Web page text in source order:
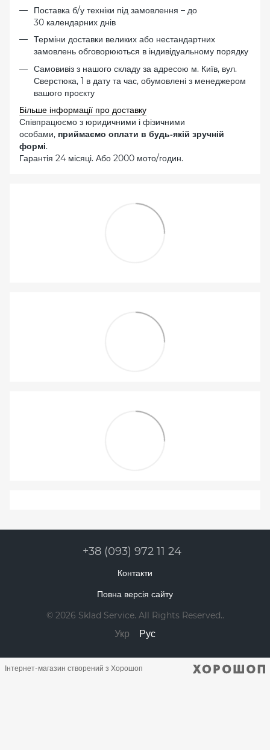
Поставка б/у техніки під замовлення – до
30 календарних днів
Терміни доставки великих або нестандартних
замовлень обговорюються в індивідуальному порядку
Самовивіз з нашого складу за адресою м. Київ, вул.
Сверстюка, 1 в дату та час, обумовлені з менеджером
вашого проєкту
Більше інформації про доставку
Співпрацюємо з юридичними і фізичними
особами, приймаємо оплати в будь-якій зручній
формі.
Гарантія 24 місяці. Або 2000 мото/годин.
+38 (093) 972 11 24
Контакти
Повна версія сайту
© 2026 Sklad Service. All Rights Reserved..
Укр Рус
Інтернет-магазин створений з Хорошоп